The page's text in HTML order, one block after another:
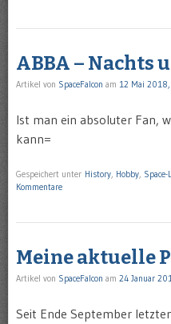
ABBA – Nachts
Artikel von SpaceFalcon am 12 Mai
Ist man ein absoluter Fan,
kann=
Gespeichert unter History, Hobby, Space-
Kommentare
Meine aktuelle
Artikel von SpaceFalcon am 24 Januar
Seit Ende September